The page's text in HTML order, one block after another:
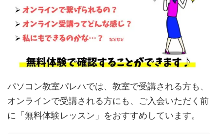
パソコン教室パレハでは、教室で受講される方も、
オンラインで受講される方にも、ご入会いただく前
に「無料体験レッスン」をおすすめしています。